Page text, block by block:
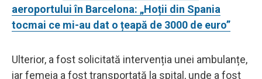
aeroportului în Barcelona: „Hoții din Spania
tocmai ce mi-au dat o țeapă de 3000 de euro”
Ulterior, a fost solicitată intervenția unei ambulanțe,
iar femeia a fost transportată la spital, unde a fost